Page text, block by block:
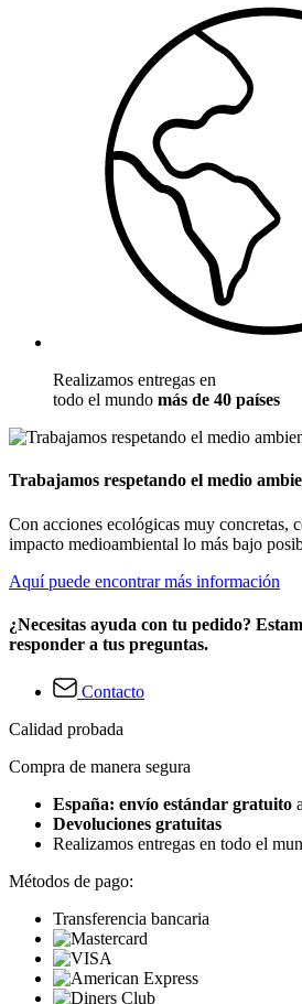
Realizamos entregas en
todo el mundo más de 40 países
Trabajamos respetando el medio
Con acciones ecológicas muy concretas,
impacto medioambiental lo más bajo
Aquí puede encontrar más información
¿Necesitas ayuda con tu pedido?
responder a tus preguntas.
Contacto
Calidad probada
Compra de manera segura
España: envío estándar gratuito
Devoluciones gratuitas
Realizamos entregas en todo el
Métodos de pago:
Transferencia bancaria